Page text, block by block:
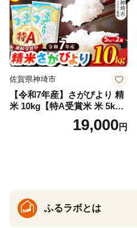
佐賀県神埼市
【令和7年産】さがびより 精
米 10kg【特A受賞米 米 5kg×
2袋 お米 コメ こめ 国産 美味
しい ブランド米 人気 ランキ
19,000円
ふるラボとは